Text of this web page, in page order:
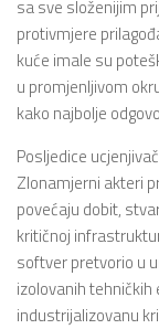
sa sve složenijim
protivmjere
kuće imale su
u promjenljivom
kako najbolje
Posljedice
Zlonamjerni akteri
povećaju dobit,
kritičnoj
softver pretvorio u
izolovanih
industrijalizovanu